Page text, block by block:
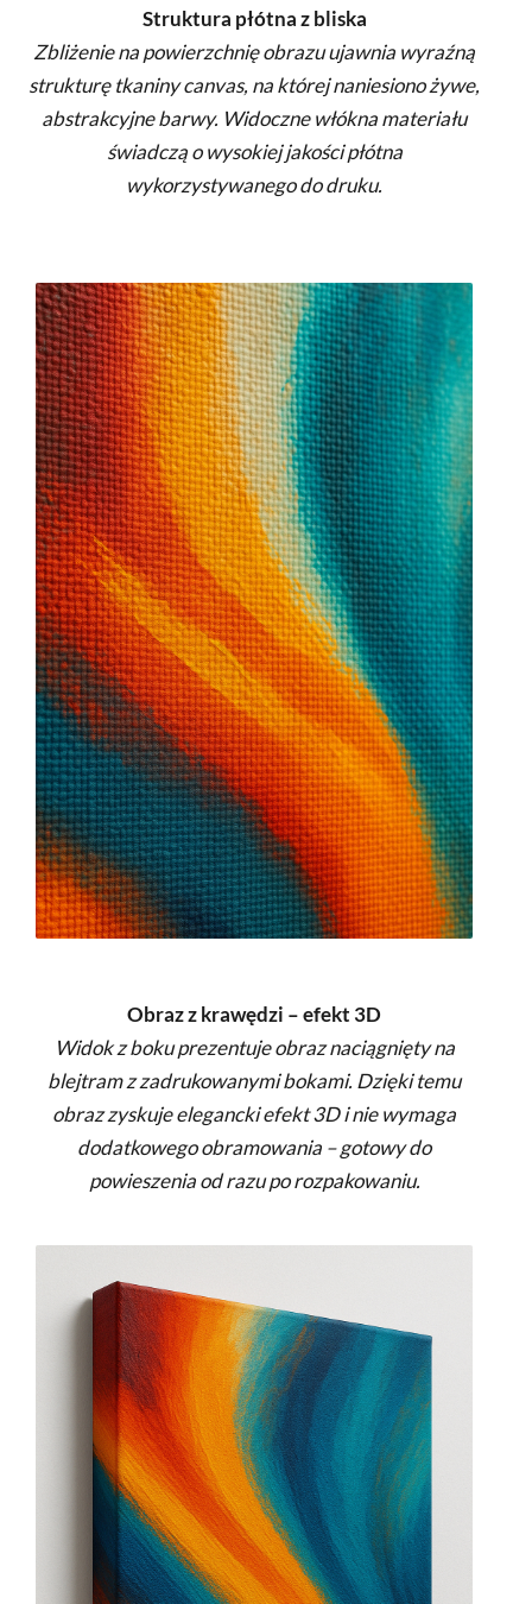
Struktura płótna z bliska
Zbliżenie na powierzchnię obrazu ujawnia wyraźną
strukturę tkaniny canvas, na której naniesiono żywe,
abstrakcyjne barwy. Widoczne włókna materiału
świadczą o wysokiej jakości płótna
wykorzystywanego do druku.
Obraz z krawędzi – efekt 3D
Widok z boku prezentuje obraz naciągnięty na
blejtram z zadrukowanymi bokami. Dzięki temu
obraz zyskuje elegancki efekt 3D i nie wymaga
dodatkowego obramowania – gotowy do
powieszenia od razu po rozpakowaniu.